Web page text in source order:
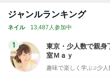
ジャンルランキング
ネイル 13,487人参加中
1
東京・少人数で親身
室Ｍａｙ